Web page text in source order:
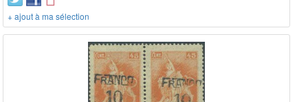
+ ajout à ma sélection